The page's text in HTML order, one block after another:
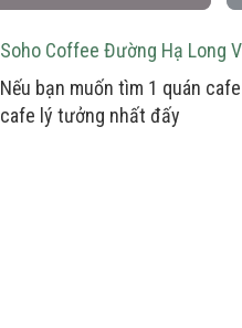
Soho Coffee Đường Hạ Long
Nếu bạn muốn tìm 1 quán
cafe lý tưởng nhất đấy